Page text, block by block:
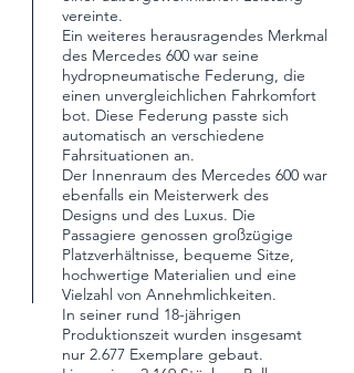
vereinte.
Ein weiteres herausragendes Merkmal
des Mercedes 600 war seine
hydropneumatische Federung, die
einen unvergleichlichen Fahrkomfort
bot. Diese Federung passte sich
automatisch an verschiedene
Fahrsituationen an.
Der Innenraum des Mercedes 600 war
ebenfalls ein Meisterwerk des
Designs und des Luxus. Die
Passagiere genossen großzügige
Platzverhältnisse, bequeme Sitze,
hochwertige Materialien und eine
Vielzahl von Annehmlichkeiten.
In seiner rund 18-jährigen
Produktionszeit wurden insgesamt
nur 2.677 Exemplare gebaut.